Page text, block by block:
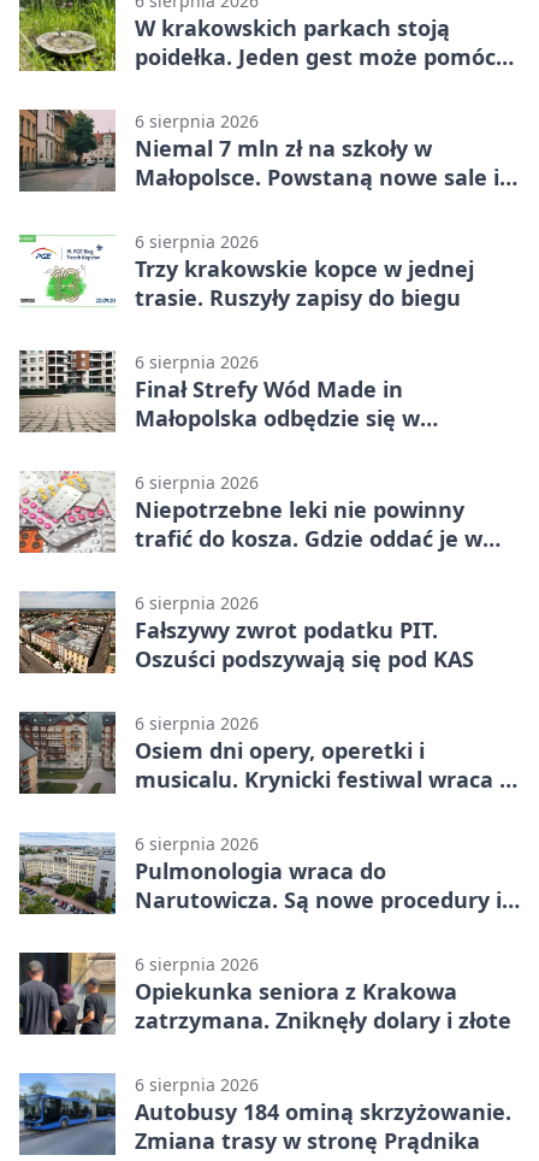
W krakowskich parkach stoją
poidełka. Jeden gest może pomóc
6 sierpnia 2026
Niemal 7 mln zł na szkoły w
Małopolsce. Powstaną nowe sale i
6 sierpnia 2026
Trzy krakowskie kopce w jednej
trasie. Ruszyły zapisy do biegu
6 sierpnia 2026
Finał Strefy Wód Made in
Małopolska odbędzie się w
6 sierpnia 2026
Niepotrzebne leki nie powinny
trafić do kosza. Gdzie oddać je w
6 sierpnia 2026
Fałszywy zwrot podatku PIT.
Oszuści podszywają się pod KAS
6 sierpnia 2026
Osiem dni opery, operetki i
musicalu. Krynicki festiwal wraca z
6 sierpnia 2026
Pulmonologia wraca do
Narutowicza. Są nowe procedury i
6 sierpnia 2026
Opiekunka seniora z Krakowa
zatrzymana. Zniknęły dolary i złote
6 sierpnia 2026
Autobusy 184 ominą skrzyżowanie.
Zmiana trasy w stronę Prądnika